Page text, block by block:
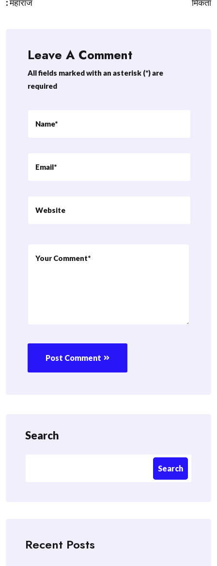
: महाराज मिकता
Leave A Comment
All fields marked with an asterisk (*) are
required
Post Comment
Search
Search
Recent Posts